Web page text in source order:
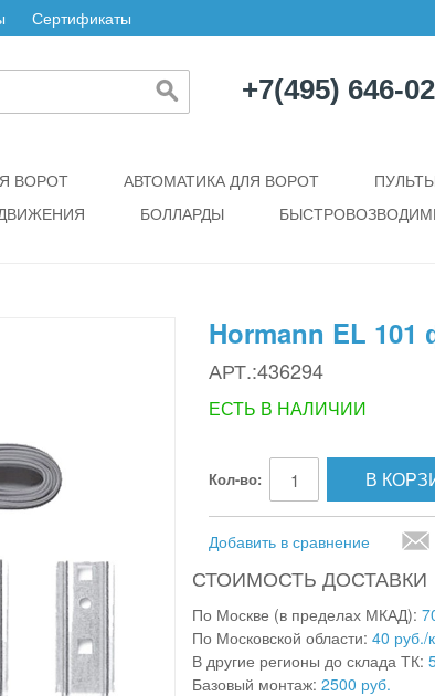
Сертификаты
+7(495) 646-
ВОРОТ АВТОМАТИКА ДЛЯ ВОРОТ
БОЛЛАРДЫ
Hormann EL 101
АРТ.:436294
ЕСТЬ В НАЛИЧИИ
Кол-во: В
Добавить в сравнение
СТОИМОСТЬ ДОСТАВКИ
По Москве (в пределах МКАД):
По Московской области: 40 руб./
В другие регионы до склада ТК:
Базовый монтаж: 2500 руб.